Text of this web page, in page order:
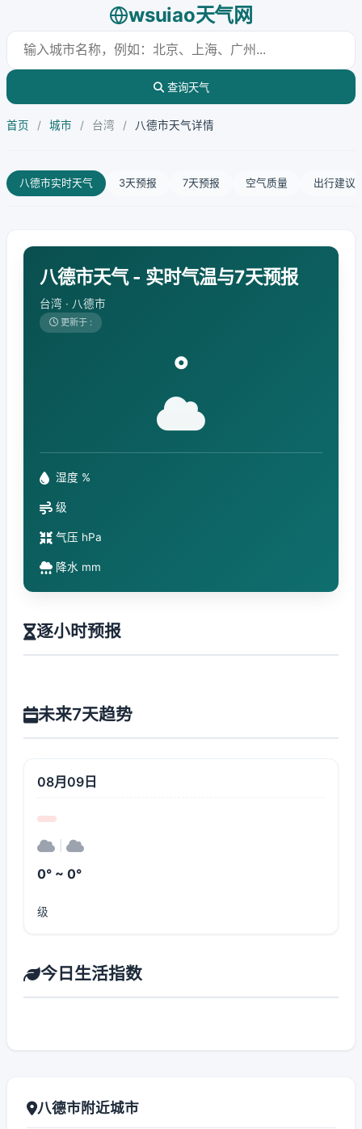
wsuiao天气网
查询天气
首页 / 城市 / 台湾 / 八德市天气详情
八德市实时天气 3天预报 7天预报 空气质量 出行建议
八德市天气 - 实时气温与7天预报
台湾 · 八德市
更新于 :
°
湿度 %
级
气压 hPa
降水 mm
逐小时预报
未来7天趋势
08月09日
0° ~ 0°
级
今日生活指数
八德市附近城市